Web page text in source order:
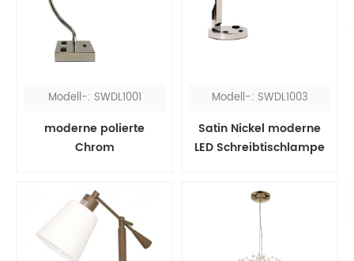
Modell-: SWDL1001
moderne polierte
Chrom
Steckdosen
Modell-: SWDL1003
Satin Nickel moderne
LED Schreibtischlampe